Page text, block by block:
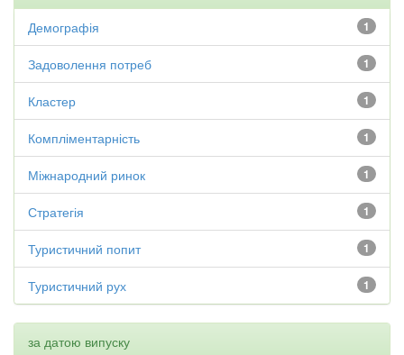
1
Демографія
1
Задоволення потреб
1
Кластер
1
Компліментарність
1
Міжнародний ринок
1
Стратегія
1
Туристичний попит
1
Туристичний рух
за датою випуску